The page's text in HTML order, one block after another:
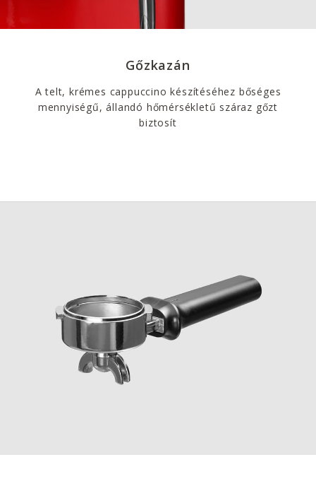
Gőzkazán
A telt, krémes cappuccino készítéséhez bőséges
mennyiségű, állandó hőmérsékletű száraz gőzt
biztosít